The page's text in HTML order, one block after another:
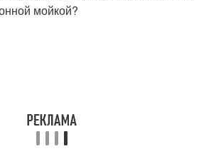
мойкой?